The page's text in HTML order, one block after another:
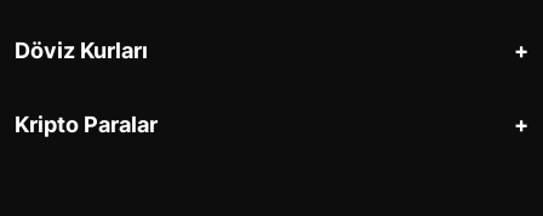
Döviz Kurları +
Kripto Paralar +